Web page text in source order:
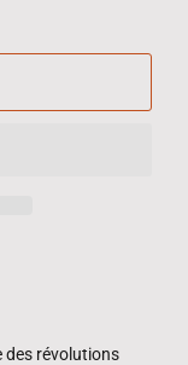
des révolutions